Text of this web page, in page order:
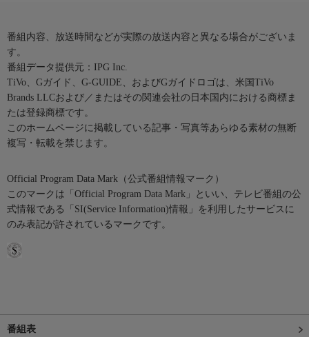
番組内容、放送時間などが実際の放送内容と異なる場合がございま
す。
番組データ提供元：IPG Inc.
TiVo、Gガイド、G-GUIDE、およびGガイドロゴは、米国TiVo
Brands LLCおよび／またはその関連会社の日本国内における商標ま
たは登録商標です。
このホームページに掲載している記事・写真等あらゆる素材の無断
複写・転載を禁じます。
Official Program Data Mark（公式番組情報マーク）
このマークは「Official Program Data Mark」といい、テレビ番組の公
式情報である「SI(Service Information)情報」を利用したサービスに
のみ表記が許されているマークです。
番組表